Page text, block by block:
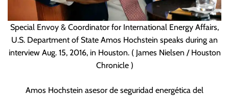
Special Envoy & Coordinator for International Energy Affairs,
U.S. Department of State Amos Hochstein speaks during an
interview Aug. 15, 2016, in Houston. ( James Nielsen / Houston
Chronicle )
Amos Hochstein asesor de seguridad energética del